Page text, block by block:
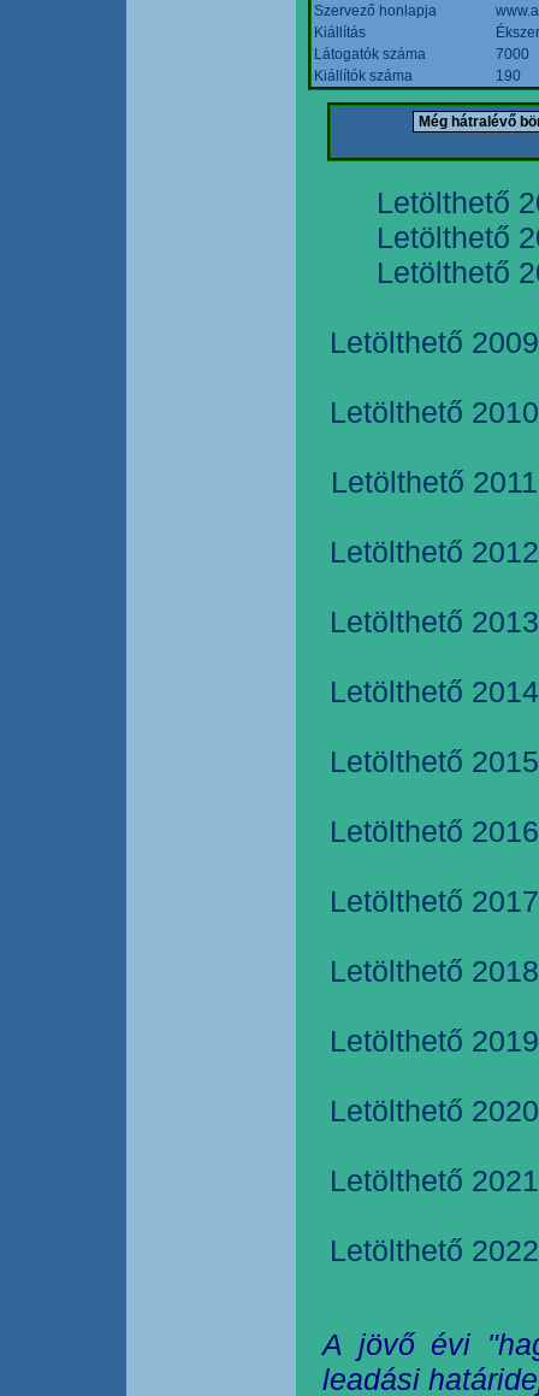
Szervező honlapja
Kiállítás
Látogatók száma
7000
Kiállítók száma
190
Letölthető
Letölthető
Letölthető
Letölthető
Letölthető
Letölthető
Letölthető
Letölthető
Letölthető
Letölthető
Letölthető
Letölthető
Letölthető
Letölthető
Letölthető
Letölthető
Letölthető
A jövő évi
leadási